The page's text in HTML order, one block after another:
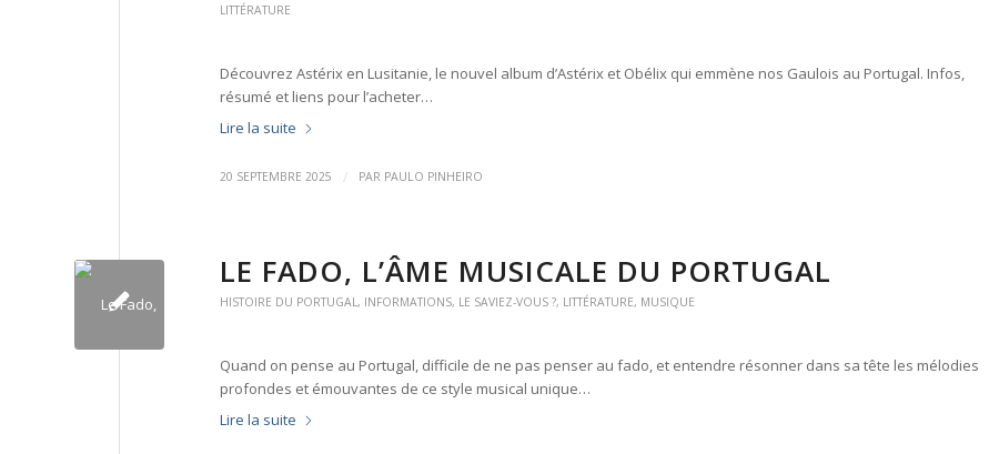
LITTÉRATURE
Découvrez Astérix en Lusitanie, le nouvel album d’Astérix et Obélix qui emmène nos Gaulois au Portugal. Infos,
résumé et liens pour l’acheter…
Lire la suite
20 SEPTEMBRE 2025 / PAR PAULO PINHEIRO
LE FADO, L’ÂME MUSICALE DU PORTUGAL
HISTOIRE DU PORTUGAL , INFORMATIONS, LE SAVIEZ-VOUS ?, LITTÉRATURE, MUSIQUE
Quand on pense au Portugal, difficile de ne pas penser au fado, et entendre résonner dans sa tête les mélodies
profondes et émouvantes de ce style musical unique…
Lire la suite